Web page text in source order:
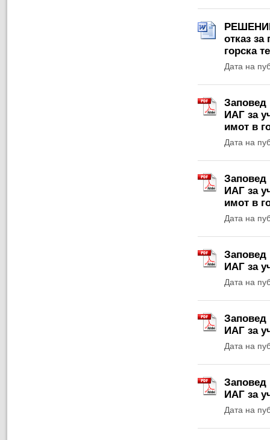
отказ
горска
Дата на
Заповед
ИАГ за
имот в
Дата на
Заповед
ИАГ за
имот в
Дата на
Заповед
ИАГ за
Дата на
Заповед
ИАГ за
Дата на
Заповед
ИАГ за
Дата на